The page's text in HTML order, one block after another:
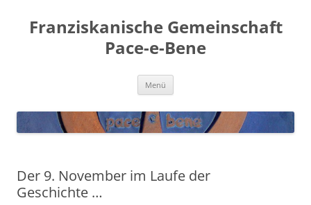
Franziskanische Gemeinschaft
Pace-e-Bene
Menü
Der 9. November im Laufe der
Geschichte …